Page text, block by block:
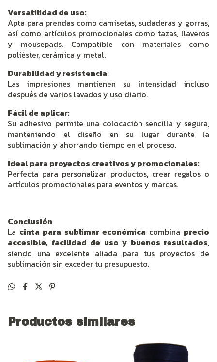
Versatilidad de uso:
Apta para prendas como camisetas, sudaderas y gorras,
así como artículos promocionales como tazas, llaveros
y mousepads. Compatible con materiales como
poliéster, cerámica y metal.
Durabilidad y resistencia:
Las impresiones mantienen su intensidad incluso
después de varios lavados y uso diario.
Fácil de aplicar:
Su adhesivo permite una colocación sencilla y segura,
manteniendo el diseño en su lugar durante la
sublimación y ahorrando tiempo en el proceso.
Ideal para proyectos creativos y promocionales:
Perfecta para personalizar productos, crear regalos o
artículos promocionales para eventos y marcas.
Conclusión
La cinta para sublimar económica combina precio
accesible, facilidad de uso y buenos resultados,
siendo una excelente aliada para tus proyectos de
sublimación sin exceder tu presupuesto.
Productos similares